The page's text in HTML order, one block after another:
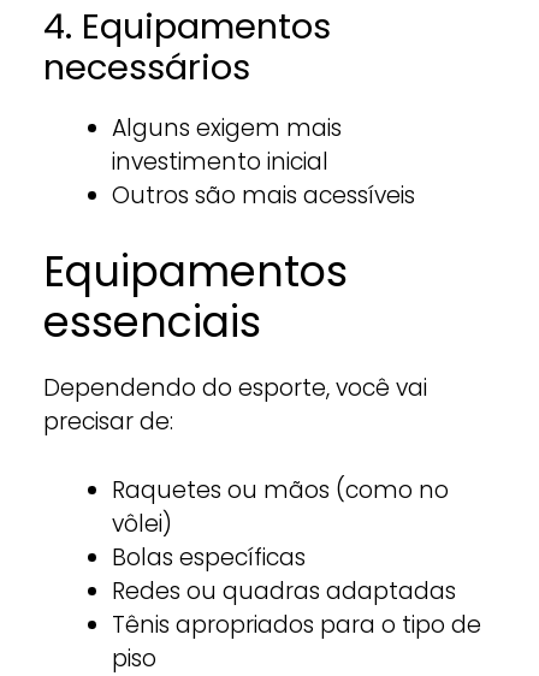
4. Equipamentos
necessários
Alguns exigem mais
investimento inicial
Outros são mais acessíveis
Equipamentos
essenciais
Dependendo do esporte, você vai
precisar de:
Raquetes ou mãos (como no
vôlei)
Bolas específicas
Redes ou quadras adaptadas
Tênis apropriados para o tipo de
piso